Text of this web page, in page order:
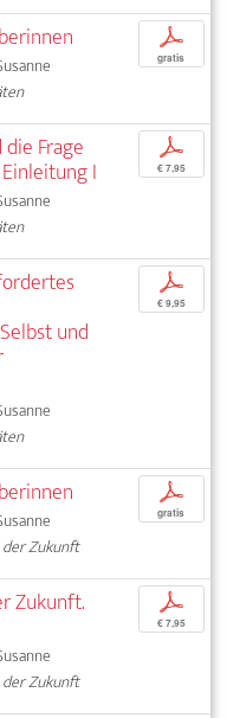
p
gratis
Frage
I
p
€ 7,95
und
p
€ 9,95
Zukunft
p
gratis
Zukunft.
Zukunft
p
€ 7,95